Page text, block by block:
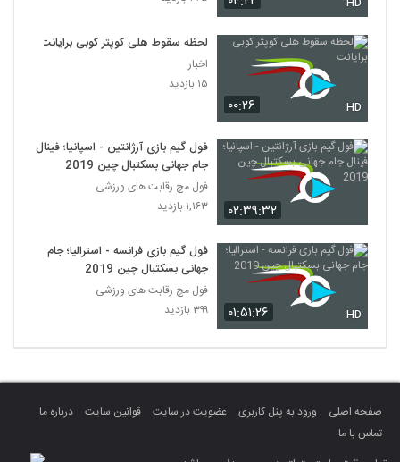
۰۰:۲۶ HD
لحظه سقوط هلی کوپتر کوبی برایانت
اخبار
۱۵ بازدید
۰۲:۳۹:۳۲
فول گیم بازی آرژانتین - اسپانیا؛ فینال
جام جهانی بسکتبال چین 2019
فول مچ رقابت های ورزشی
۱,۱۶۳ بازدید
۰۱:۵۱:۲۶ HD
فول گیم بازی فرانسه - استرالیا؛ جام
جهانی بسکتبال چین 2019
فول مچ رقابت های ورزشی
۳۹۹ بازدید
صفحه اصلی ورود به پنل کاربری عضویت در سایت قوانین سایت
درباره ما
تماس با ما